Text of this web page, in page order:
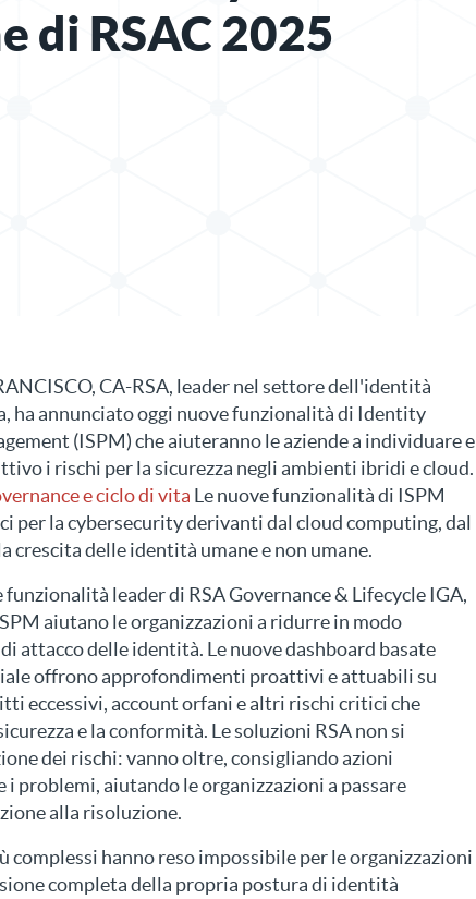
di RSAC 2025
CA-RSA, leader nel settore dell'identità
ha annunciato oggi nuove funzionalità di Identity
(ISPM) che aiuteranno le aziende a individuare e
i rischi per la sicurezza negli ambienti ibridi e cloud.
e ciclo di vita Le nuove funzionalità di ISPM
per la cybersecurity derivanti dal cloud computing, dal
crescita delle identità umane e non umane.
funzionalità leader di RSA Governance & Lifecycle IGA,
aiutano le organizzazioni a ridurre in modo
attacco delle identità. Le nuove dashboard basate
offrono approfondimenti proattivi e attuabili su
eccessivi, account orfani e altri rischi critici che
e la conformità. Le soluzioni RSA non si
dei rischi: vanno oltre, consigliando azioni
i problemi, aiutando le organizzazioni a passare
alla risoluzione.
complessi hanno reso impossibile per le organizzazioni
completa della propria postura di identità